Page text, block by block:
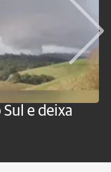
e deixa